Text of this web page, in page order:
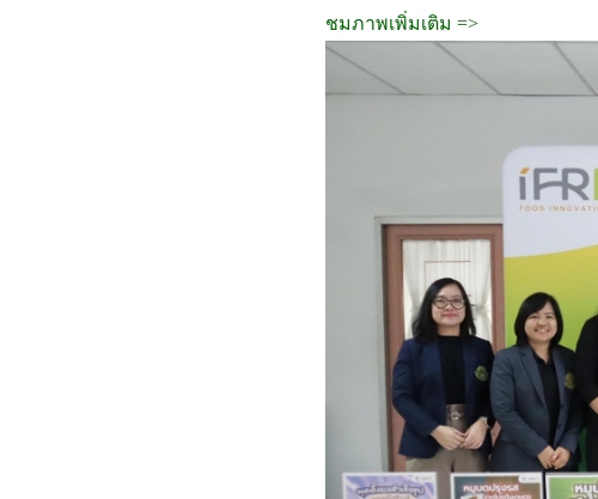
ชมภาพเพิ่มเติม =>